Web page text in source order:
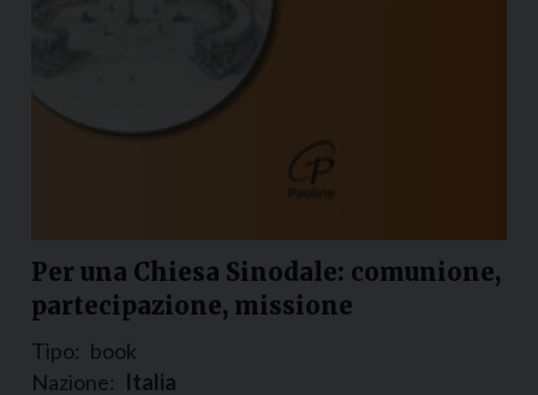
Per una Chiesa Sinodale: comunione,
partecipazione, missione
Tipo: book
Nazione: Italia